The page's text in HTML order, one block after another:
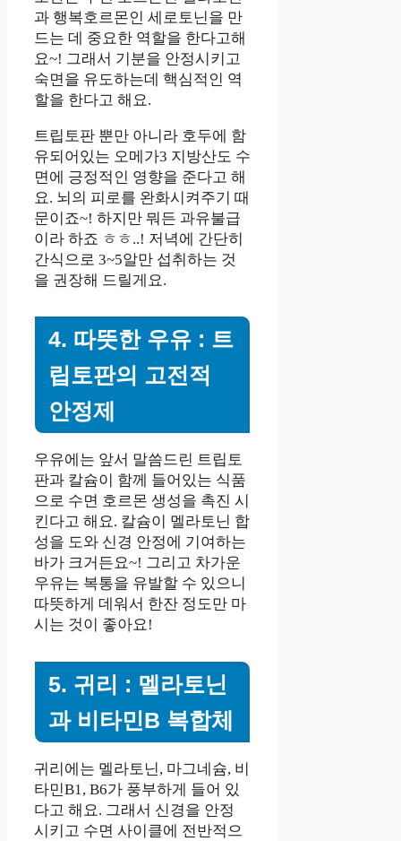
과 행복호르몬인 세로토닌을 만
드는 데 중요한 역할을 한다고해
요~! 그래서 기분을 안정시키고
숙면을 유도하는데 핵심적인 역
할을 한다고 해요.
트립토판 뿐만 아니라 호두에 함
유되어있는 오메가3 지방산도 수
면에 긍정적인 영향을 준다고 해
요. 뇌의 피로를 완화시켜주기 때
문이죠~! 하지만 뭐든 과유불급
이라 하죠 ㅎㅎ..! 저녁에 간단히
간식으로 3~5알만 섭취하는 것
을 권장해 드릴게요.
4. 따뜻한 우유 : 트
립토판의 고전적
안정제
우유에는 앞서 말씀드린 트립토
판과 칼슘이 함께 들어있는 식품
으로 수면 호르몬 생성을 촉진 시
킨다고 해요. 칼슘이 멜라토닌 합
성을 도와 신경 안정에 기여하는
바가 크거든요~! 그리고 차가운
우유는 복통을 유발할 수 있으니
따뜻하게 데워서 한잔 정도만 마
시는 것이 좋아요!
5. 귀리 : 멜라토닌
과 비타민B 복합체
귀리에는 멜라토닌, 마그네슘, 비
타민B1, B6가 풍부하게 들어 있
다고 해요. 그래서 신경을 안정
시키고 수면 사이클에 전반적으